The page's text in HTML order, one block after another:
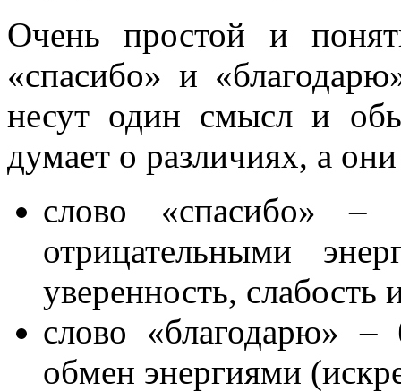
Очень простой и
«спасибо» и
несут один смысл и
думает о различиях, а
слово «спасибо» –
отрицательными
уверенность, слабость
слово «благодарю»
обмен энергиями